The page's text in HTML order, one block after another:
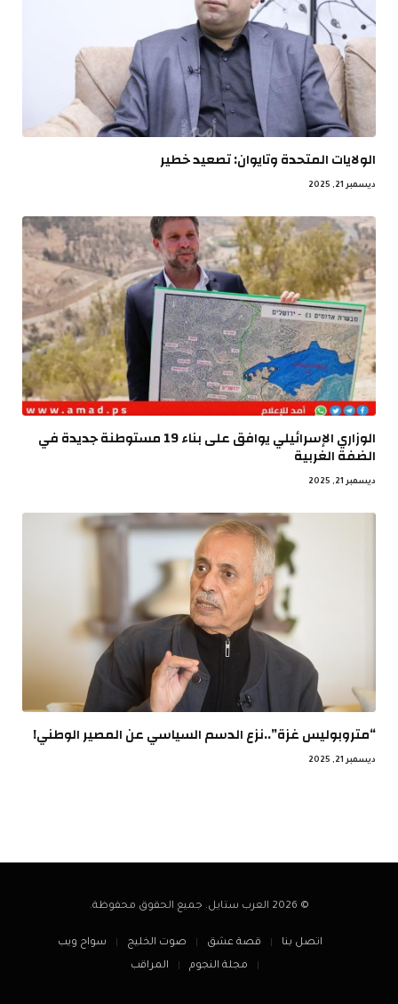
الولايات المتحدة وتايوان: تصعيد خطير
ديسمبر 21, 2025
الوزاري الإسرائيلي يوافق على بناء 19 مستوطنة جديدة في
الضفة الغربية
ديسمبر 21, 2025
“متروبوليس غزة”..نزع الدسم السياسي عن المصير الوطني!
ديسمبر 21, 2025
© 2026 العرب ستايل. جميع الحقوق محفوظة.
اتصل بنا قصة عشق صوت الخليج
سواح ويب
مجلة النجوم
المراقب